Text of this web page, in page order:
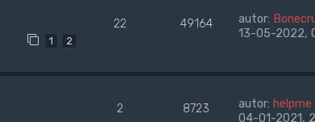
1 2
22 49164 autor:
13-05-2022,
2 8723 autor: helpme
04-01-2021,